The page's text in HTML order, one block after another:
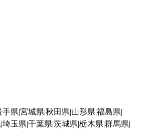
手県 宮城県 秋田県 山形県 福島県
埼玉県 千葉県 茨城県 栃木県 群馬県